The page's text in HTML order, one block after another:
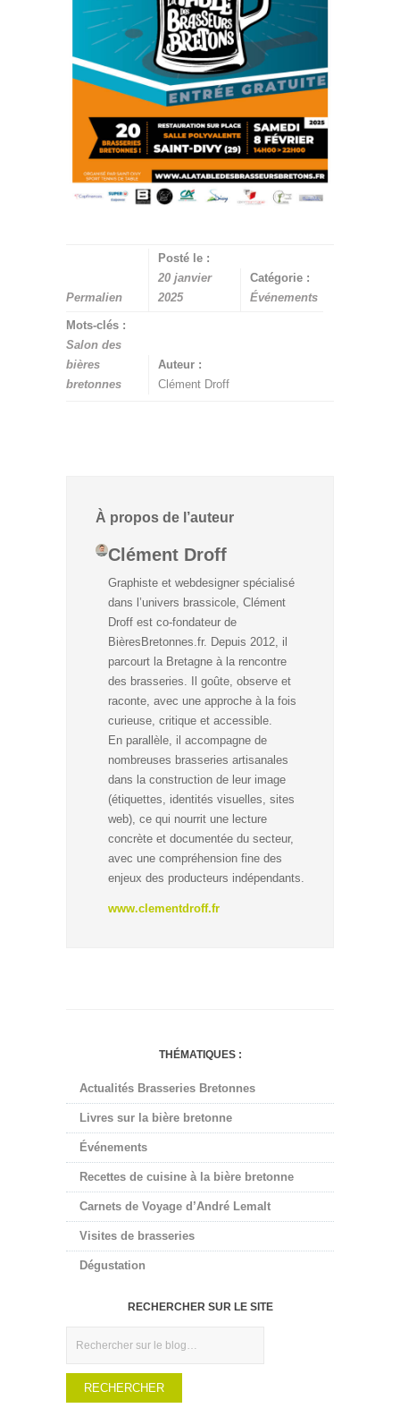
Permalien
Posté le :
20 janvier
2025
Catégorie :
Événements
Mots-clés :
Salon des
bières
bretonnes
Auteur :
Clément Droff
À propos de l’auteur
Clément Droff
Graphiste et webdesigner spécialisé
dans l’univers brassicole, Clément
Droff est co-fondateur de
BièresBretonnes.fr. Depuis 2012, il
parcourt la Bretagne à la rencontre
des brasseries. Il goûte, observe et
raconte, avec une approche à la fois
curieuse, critique et accessible.
En parallèle, il accompagne de
nombreuses brasseries artisanales
dans la construction de leur image
(étiquettes, identités visuelles, sites
web), ce qui nourrit une lecture
concrète et documentée du secteur,
avec une compréhension fine des
enjeux des producteurs indépendants.
www.clementdroff.fr
THÉMATIQUES :
Actualités Brasseries Bretonnes
Livres sur la bière bretonne
Événements
Recettes de cuisine à la bière bretonne
Carnets de Voyage d’André Lemalt
Visites de brasseries
Dégustation
RECHERCHER SUR LE SITE